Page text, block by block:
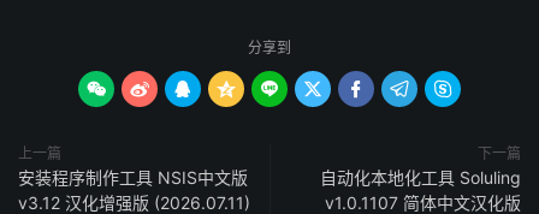
分享到
        
上一篇
安装程序制作工具 NSIS中文版
v3.12 汉化增强版 (2026.07.11)
下一篇
自动化本地化工具 Soluling
v1.0.1107 简体中文汉化版